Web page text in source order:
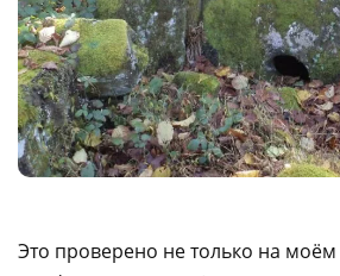
Это проверено не только на моём